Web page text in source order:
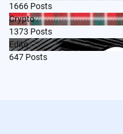
1666 Posts
Crypto
1373 Posts
Edito
647 Posts